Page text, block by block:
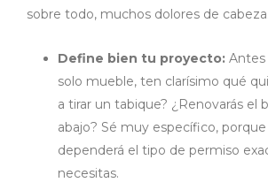
sobre todo, muchos dolores de cabeza.
Define bien tu proyecto:
solo mueble, ten clarísimo qué
a tirar un tabique? ¿Renovarás el
abajo? Sé muy específico,
dependerá el tipo de permiso
necesitas.